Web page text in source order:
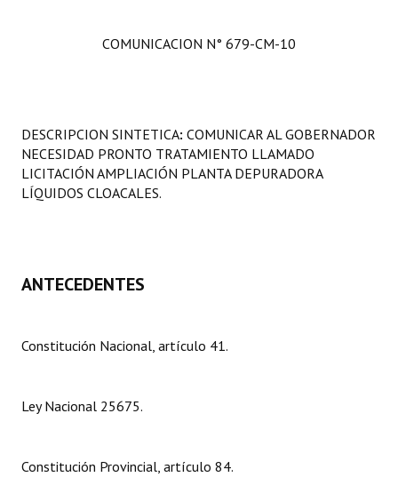
LEGISLACIÓN
Constitución Nacional
Reglamento Interno
Organigrama
Proyectos Presentados
COMUNICACION N° 679-CM-10
DESCRIPCION SINTETICA: COMUNICAR AL GOBERNADOR
NECESIDAD PRONTO TRATAMIENTO LLAMADO
LICITACIÓN AMPLIACIÓN PLANTA DEPURADORA
LÍQUIDOS CLOACALES.
ANTECEDENTES
Constitución Nacional, artículo 41.
Ley Nacional 25675.
Constitución Provincial, artículo 84.